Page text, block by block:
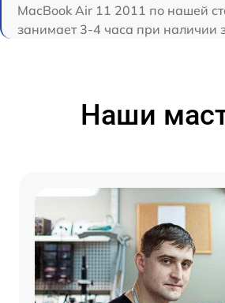
MacBook Air 11 2011 по нашей
занимает 3-4 часа при наличии
Наши